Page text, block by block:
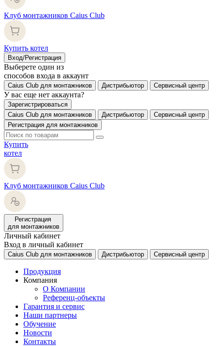
Клуб монтажников Caius Club
Купить котел
Вход/Регистрация
Выберете один из
способов входа в аккаунт
Caius Club для монтажников Дистрибьютор Сервисный центр
У вас еще нет аккаунта?
Зарегистрироваться
Caius Club для монтажников
Дистрибьютор
Сервисный центр
Регистрация для монтажников
Купить
котел
Клуб монтажников Caius Club
Регистрация
для монтажников
Личный кабинет
Вход в личный кабинет
Caius Club для монтажников Дистрибьютор Сервисный центр
Продукция
Компания
О Компании
Референц-объекты
Гарантия и сервис
Наши партнеры
Обучение
Новости
Контакты